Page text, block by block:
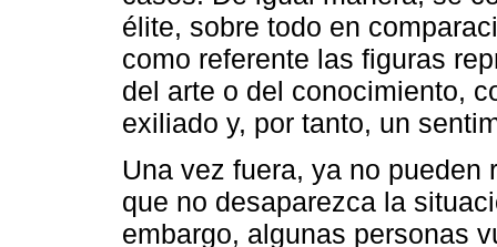
élite, sobre todo en
como referente las figuras
del arte o del conocimiento,
exiliado y, por tanto, un
Una vez fuera, ya no
que no desaparezca la
embargo, algunas personas